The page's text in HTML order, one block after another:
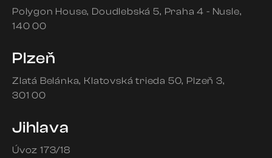
Polygon House Doudlebská 5 Praha 4 - Nusle
140 00
Plzeň
Zlatá Belánka Klatovská trieda 50 Plzeň 3
301 00
Jihlava
Úvoz 173/18